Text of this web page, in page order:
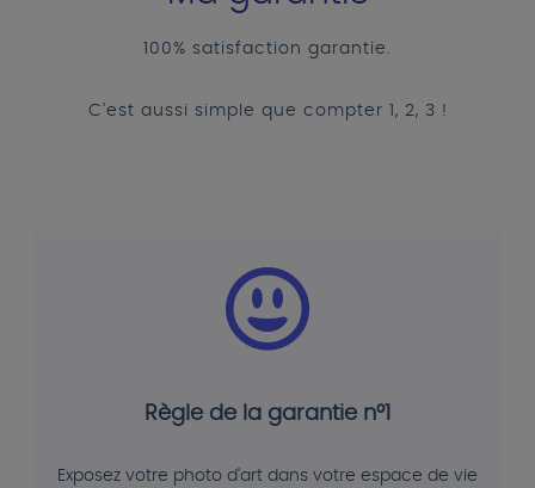
100% satisfaction garantie.
C'est aussi simple que compter 1, 2, 3 !
Règle de la garantie n°1
Exposez votre photo d'art dans votre espace de vie